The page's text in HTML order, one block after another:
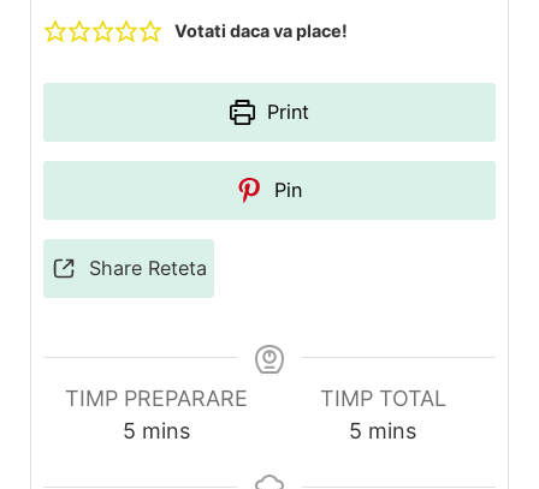
Votati daca va place!
Print
Pin
Share Reteta
TIMP PREPARARE
5 minutes
mins
TIMP TOTAL
5 minutes
mins